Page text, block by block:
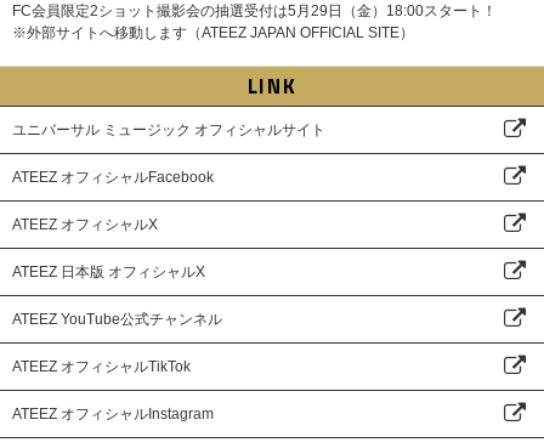
FC会員限定2ショット撮影会の抽選受付は5月29日（金）18:00スタート！
※外部サイトへ移動します（ATEEZ JAPAN OFFICIAL SITE）
LINK
ユニバーサル ミュージック オフィシャルサイト
ATEEZ オフィシャルFacebook
ATEEZ オフィシャルX
ATEEZ 日本版 オフィシャルX
ATEEZ YouTube公式チャンネル
ATEEZ オフィシャルTikTok
ATEEZ オフィシャルInstagram